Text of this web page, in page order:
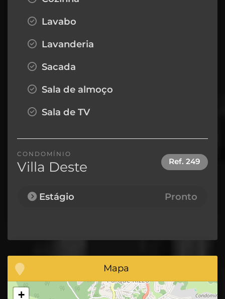
Lavabo
Lavanderia
Sacada
Sala de almoço
Sala de TV
CONDOMÍNIO
Villa Deste Ref. 249
Estágio Pronto
Mapa
+